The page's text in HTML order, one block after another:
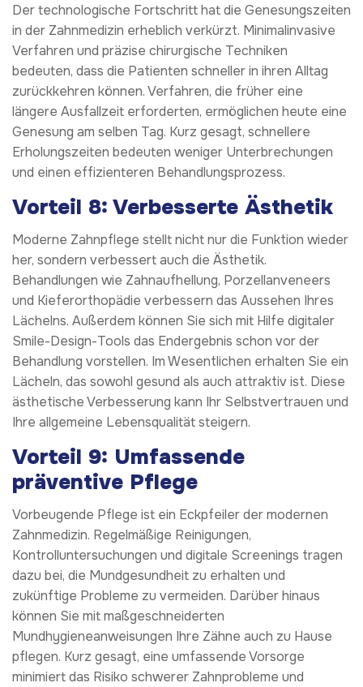
Der technologische Fortschritt hat die Genesungszeiten
in der Zahnmedizin erheblich verkürzt. Minimalinvasive
Verfahren und präzise chirurgische Techniken
bedeuten, dass die Patienten schneller in ihren Alltag
zurückkehren können. Verfahren, die früher eine
längere Ausfallzeit erforderten, ermöglichen heute eine
Genesung am selben Tag. Kurz gesagt, schnellere
Erholungszeiten bedeuten weniger Unterbrechungen
und einen effizienteren Behandlungsprozess.
Vorteil 8: Verbesserte Ästhetik
Moderne Zahnpflege stellt nicht nur die Funktion wieder
her, sondern verbessert auch die Ästhetik.
Behandlungen wie Zahnaufhellung, Porzellanveneers
und Kieferorthopädie verbessern das Aussehen Ihres
Lächelns. Außerdem können Sie sich mit Hilfe digitaler
Smile-Design-Tools das Endergebnis schon vor der
Behandlung vorstellen. Im Wesentlichen erhalten Sie ein
Lächeln, das sowohl gesund als auch attraktiv ist. Diese
ästhetische Verbesserung kann Ihr Selbstvertrauen und
Ihre allgemeine Lebensqualität steigern.
Vorteil 9: Umfassende
präventive Pflege
Vorbeugende Pflege ist ein Eckpfeiler der modernen
Zahnmedizin. Regelmäßige Reinigungen,
Kontrolluntersuchungen und digitale Screenings tragen
dazu bei, die Mundgesundheit zu erhalten und
zukünftige Probleme zu vermeiden. Darüber hinaus
können Sie mit maßgeschneiderten
Mundhygieneanweisungen Ihre Zähne auch zu Hause
pflegen. Kurz gesagt, eine umfassende Vorsorge
minimiert das Risiko schwerer Zahnprobleme und